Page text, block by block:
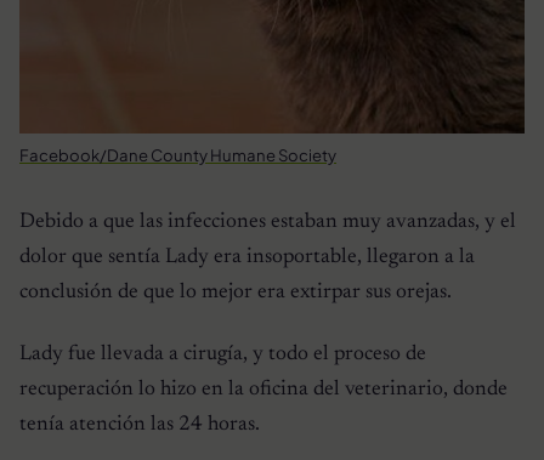
Facebook/Dane County Humane Society
Debido a que las infecciones estaban muy avanzadas, y el
dolor que sentía Lady era insoportable, llegaron a la
conclusión de que lo mejor era extirpar sus orejas.
Lady fue llevada a cirugía, y todo el proceso de
recuperación lo hizo en la oficina del veterinario, donde
tenía atención las 24 horas.